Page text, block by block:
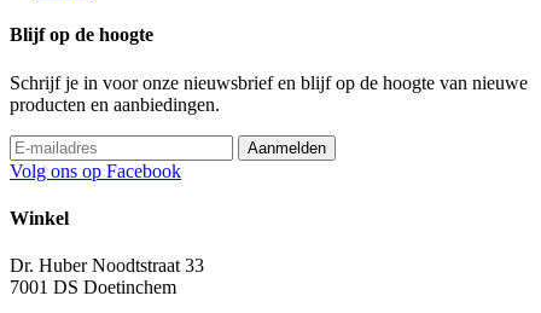
Blijf op de hoogte
Schrijf je in voor onze nieuwsbrief en blijf op de hoogte van nieuwe
producten en aanbiedingen.
Volg ons op Facebook
Winkel
Dr. Huber Noodtstraat 33
7001 DS Doetinchem